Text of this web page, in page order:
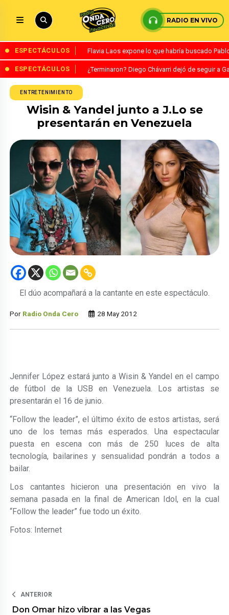
RADIO EN VIVO
ESPECTÁCULOS Flavia Laos expone lo que habría buscado
ESPECTÁCULOS ¿Terminaron? Diego Chávarri dejó de seguir a
ENTRETENIMIENTO
Wisin & Yandel junto a J.Lo se
presentarán en Venezuela
El dúo acompañará a la cantante en este espectáculo.
Por Radio Onda Cero 28 May 2012
Jennifer López estará junto a Wisin & Yandel en el campo
de fútbol de la USB en Venezuela. Los artistas se
presentarán el 16 de junio.
“Follow the leader”, el último éxito de estos artistas, será
uno de los temas más esperados. Una espectacular
puesta en escena con más de 250 luces de alta
tecnología, bailarines y sensualidad pondrán a todos a
bailar.
Los cantantes hicieron una presentación en vivo la
semana pasada en la final de American Idol, en la cual
“Follow the leader” fue todo un éxito.
Fotos: Internet
ANTERIOR
Don Omar hizo vibrar a las Vegas